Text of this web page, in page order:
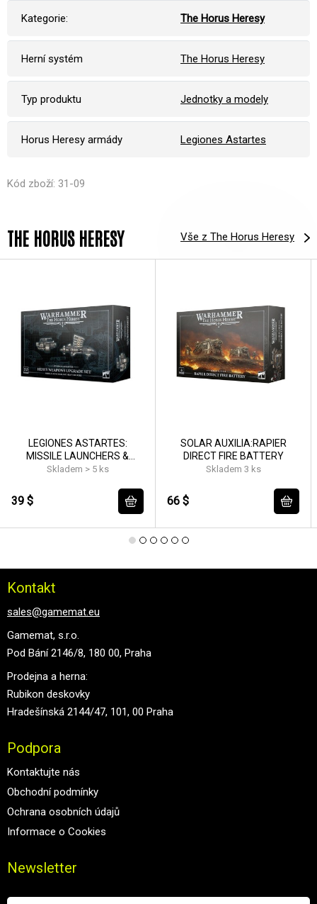
Kategorie: The Horus Heresy
Herní systém The Horus Heresy
Typ produktu Jednotky a modely
Horus Heresy armády Legiones Astartes
Kód zboží: 31-09
THE HORUS HERESY Vše z The Horus Heresy
LEGIONES ASTARTES:
MISSILE LAUNCHERS &
HEAVY BOLTERS
Skladem > 5 ks
39 $
SOLAR AUXILIA:RAPIER
DIRECT FIRE BATTERY
Skladem 3 ks
66 $
Kontakt
sales@gamemat.eu
Gamemat, s.r.o.
Pod Bání 2146/8, 180 00, Praha
Prodejna a herna:
Rubikon deskovky
Hradešínská 2144/47, 101, 00 Praha
Podpora
Kontaktujte nás
Obchodní podmínky
Ochrana osobních údajů
Informace o Cookies
Newsletter